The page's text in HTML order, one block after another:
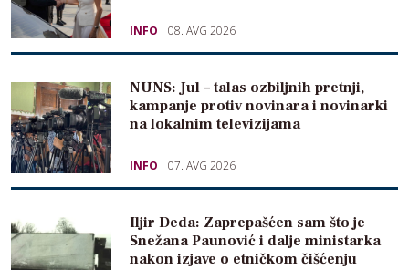
INFO 08. AVG 2026
NUNS: Jul – talas ozbiljnih pretnji,
kampanje protiv novinara i novinarki
na lokalnim televizijama
INFO 07. AVG 2026
Iljir Deda: Zaprepašćen sam što je
Snežana Paunović i dalje ministarka
nakon izjave o etničkom čišćenju